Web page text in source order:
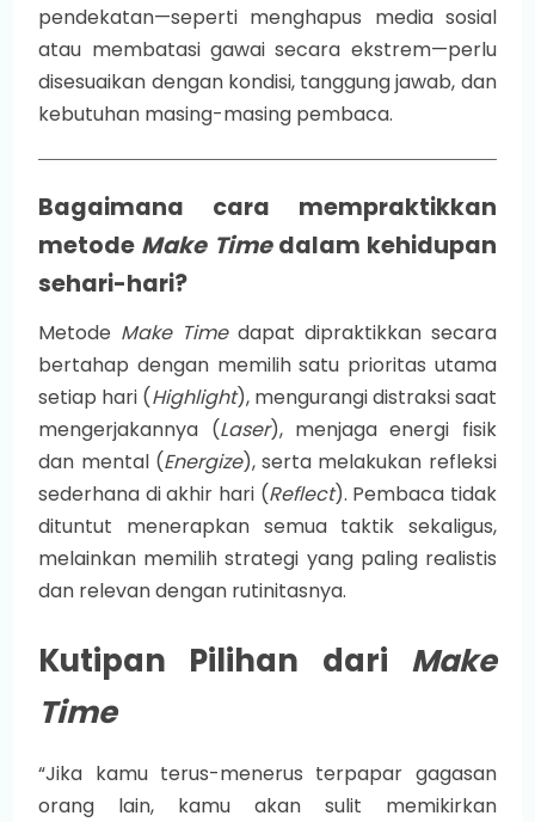
pendekatan—seperti menghapus media sosial
atau membatasi gawai secara ekstrem—perlu
disesuaikan dengan kondisi, tanggung jawab, dan
kebutuhan masing-masing pembaca.
Bagaimana cara mempraktikkan
metode Make Timedalam kehidupan
sehari-hari?
Metode Make Timedapat dipraktikkan secara
bertahap dengan memilih satu prioritas utama
setiap hari (Highlight), mengurangi distraksi saat
mengerjakannya (Laser), menjaga energi fisik
dan mental (Energize), serta melakukan refleksi
sederhana di akhir hari (Reflect). Pembaca tidak
dituntut menerapkan semua taktik sekaligus,
melainkan memilih strategi yang paling realistis
dan relevan dengan rutinitasnya.
Kutipan Pilihan dari Make
Time
“Jika kamu terus-menerus terpapar gagasan
orang lain, kamu akan sulit memikirkan